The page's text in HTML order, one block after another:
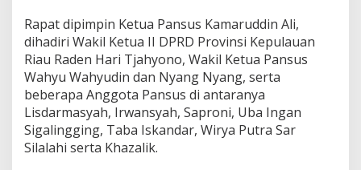
S
n
g
a
t
T
i
n
g
Rapat dipimpin Ketua Pansus Kamaruddin Ali,
dihadiri Wakil Ketua II DPRD Provinsi Kepulauan
Riau Raden Hari Tjahyono, Wakil Ketua Pansus
Wahyu Wahyudin dan Nyang Nyang, serta
beberapa Anggota Pansus di antaranya
Lisdarmasyah, Irwansyah, Saproni, Uba Ingan
Sigalingging, Taba Iskandar, Wirya Putra Sar
Silalahi serta Khazalik.